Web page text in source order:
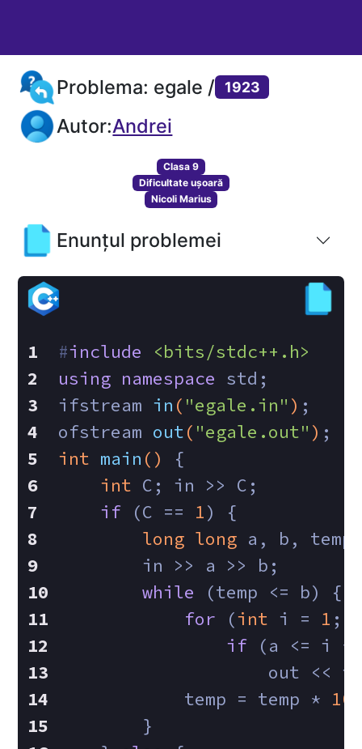
Problema: egale / 1923
Autor:Andrei
Clasa 9
Dificultate ușoară
Nicoli Marius
Enunțul problemei
#include
<bits/stdc++.h>
using namespace std;
ifstream in ( "egale.in" ) ;
ofstream out( "egale.out" ) ;
int main ()
{
int C; in >> C;
if (C == 1) {
long long a, b,
        in >> a >> b;
while (temp <= b) {
for (int i = 1 ;
if (a <= i *
out <<
            temp = temp *
10
        }